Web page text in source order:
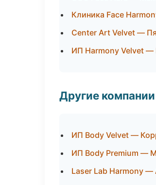
Клиника Face
Center Art Velvet —
ИП Harmony Velvet —
Другие компании
ИП Body Velvet —
ИП Body Premium —
Laser Lab Harmony —